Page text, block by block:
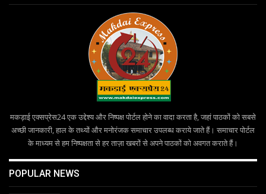
मकड़ाई एक्सप्रेस24 एक उद्देश्य और निष्पक्ष पोर्टल होने का वादा करता है, जहां पाठकों को सबसे
अच्छी जानकारी, हाल के तथ्यों और मनोरंजक समाचार उपलब्ध कराये जाते हैं। समाचार पोर्टल
के माध्यम से हम निष्पक्षता से हर ताज़ा खबरों से अपने पाठकों को अवगत कराते हैं।
POPULAR NEWS